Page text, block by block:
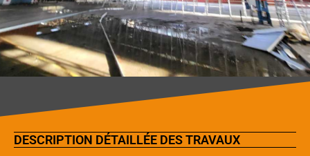
DESCRIPTION DÉTAILLÉE DES TRAVAUX